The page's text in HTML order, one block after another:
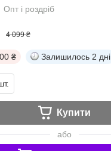
Опт і роздріб
4 099 ₴
₴ Залишилось 2 дні
Купити
або